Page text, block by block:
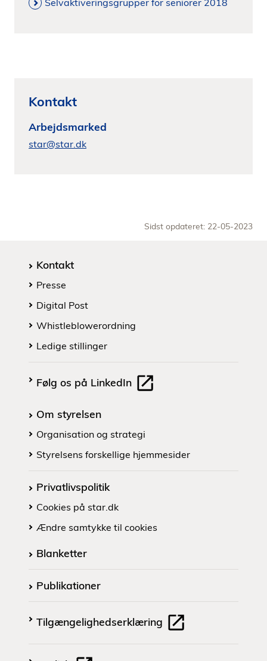
Selvaktiveringsgrupper for seniorer 2018
Kontakt
Arbejdsmarked
star@star.dk
Sidst opdateret: 22-05-2023
Kontakt
Presse
Digital Post
Whistleblowerordning
Ledige stillinger
Følg os på LinkedIn
Om styrelsen
Organisation og strategi
Styrelsens forskellige hjemmesider
Privatlivspolitik
Cookies på star.dk
Ændre samtykke til cookies
Blanketter
Publikationer
Tilgængelighedserklæring